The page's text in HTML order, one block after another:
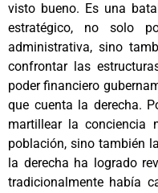
visto bueno. Es una
estratégico, no solo
administrativa, sino
confrontar las
poder financiero
que cuenta la derecha.
martillear la conciencia
población, sino también
la derecha ha logrado
tradicionalmente había